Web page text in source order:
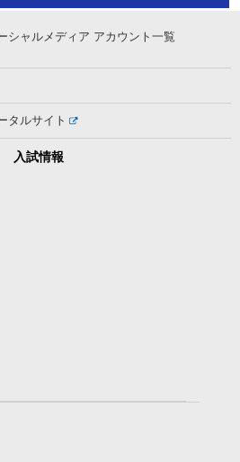
シャルメディア アカウント一覧
タルサイト
入試情報